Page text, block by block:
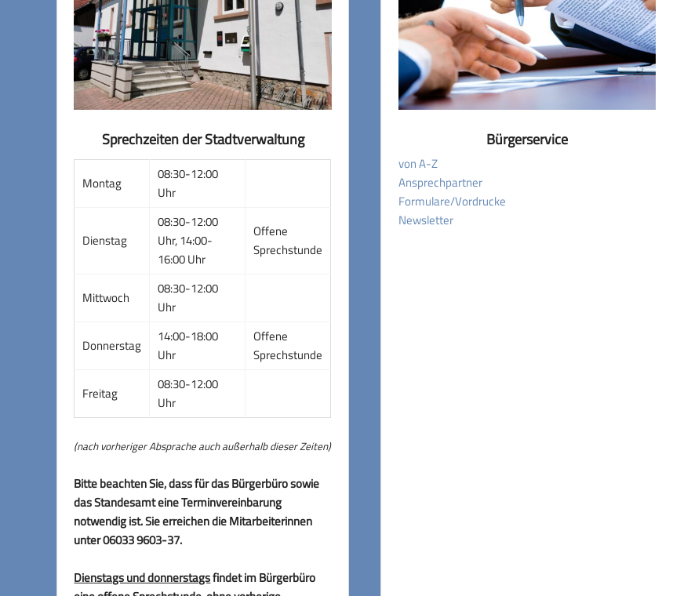
Sprechzeiten der Stadtverwaltung
Montag
08:30-12:00
Uhr
Dienstag
08:30-12:00
Uhr, 14:00-
16:00 Uhr
Offene
Sprechstunde
Mittwoch
08:30-12:00
Uhr
Donnerstag
14:00-18:00
Uhr
Offene
Sprechstunde
Freitag
08:30-12:00
Uhr
(nach vorheriger Absprache auch außerhalb dieser Zeiten)
Bitte beachten Sie, dass für das Bürgerbüro sowie
das Standesamt eine Terminvereinbarung
notwendig ist. Sie erreichen die Mitarbeiterinnen
unter 06033 9603-37.
Dienstags und donnerstagsfindet im Bürgerbüro
Bürgerservice
von A-Z
Ansprechpartner
Formulare/Vordrucke
Newsletter